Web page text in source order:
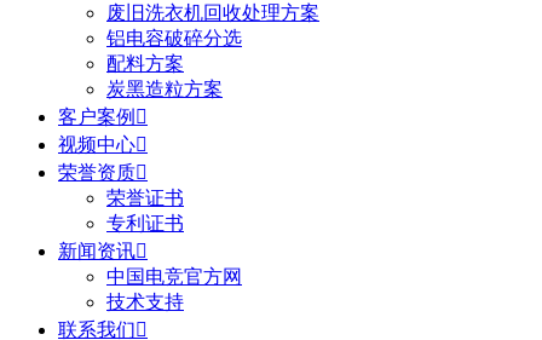
废旧洗衣机回收处理方案
铝电容破碎分选
配料方案
炭黑造粒方案
客户案例 
视频中心
荣誉资质
荣誉证书
专利证书
新闻资讯
中国电竞官方网
技术支持
联系我们